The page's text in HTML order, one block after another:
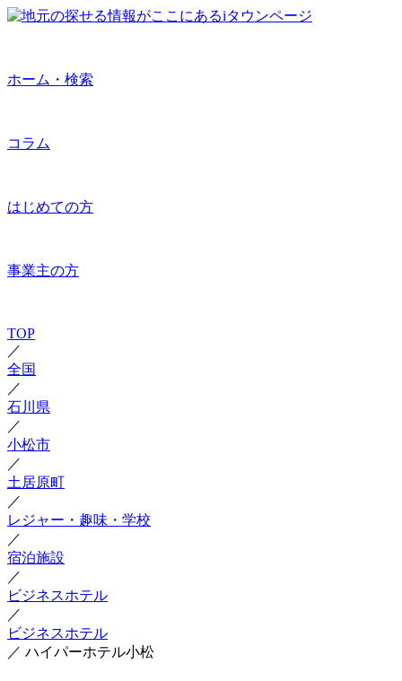
ホーム・検索
コラム
はじめての方
事業主の方
TOP
／
全国
／
石川県
／
小松市
／
土居原町
／
レジャー・趣味・学校
／
宿泊施設
／
ビジネスホテル
／
ビジネスホテル
／ ハイパーホテル小松